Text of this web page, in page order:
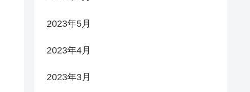
2023年5月
2023年4月
2023年3月